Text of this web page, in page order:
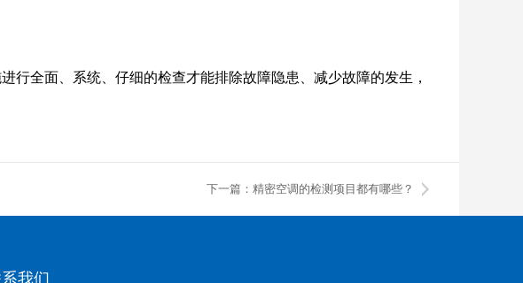
行全面、系统、仔细的检查才能排除故障隐患、减少故障的发生，
下一篇：精密空调的检测项目都有哪些？
我们